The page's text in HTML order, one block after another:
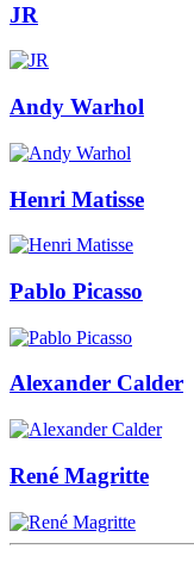
JR
Andy Warhol
Henri Matisse
Pablo Picasso
Alexander Calder
René Magritte